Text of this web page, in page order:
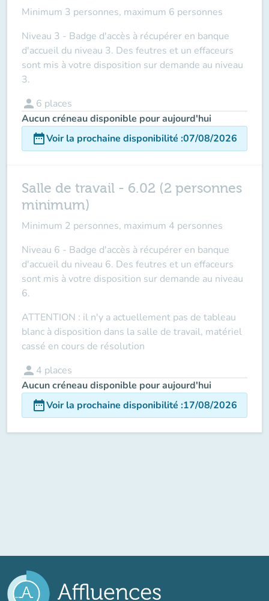
Minimum 3 personnes, maximum 6 personnes
Niveau 3 - Badge d'accès à récupérer en banque
d'accueil du niveau 3. Des feutres et un effaceurs
sont mis à votre disposition sur demande au niveau
3.
person 6 places
Aucun créneau disponible pour aujourd'hui
date_rangeVoir la prochaine disponibilité :07/08/2026
Salle de travail - 6.02 (2 personnes
minimum)
Minimum 2 personnes, maximum 4 personnes
Niveau 6 - Badge d'accès à récupérer en banque
d'accueil du niveau 6. Des feutres et un effaceurs
sont mis à votre disposition sur demande au niveau
6.
ATTENTION : il n'y a actuellement pas de tableau
blanc à disposition dans la salle de travail, matériel
cassé en cours de résolution
person 4 places
Aucun créneau disponible pour aujourd'hui
date_rangeVoir la prochaine disponibilité :17/08/2026